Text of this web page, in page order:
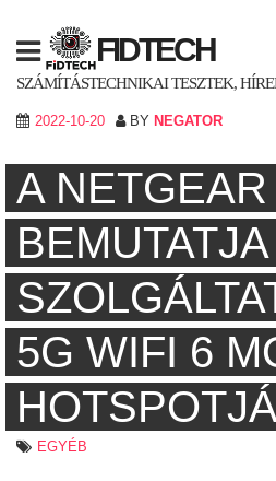
content
FIDTECH
SZÁMÍTÁSTECHNIKAI TESZTEK,
2022-10-20 BY NEGATOR
A NETGEAR
5G WIFI 6
EGYÉB